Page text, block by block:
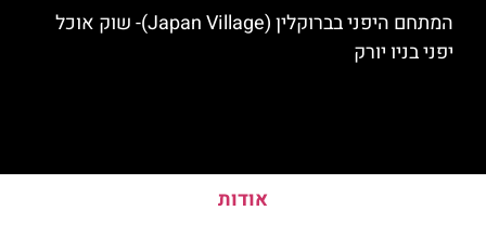
המתחם היפני בברוקלין (Japan Village)- שוק אוכל
יפני בניו יורק
אודות